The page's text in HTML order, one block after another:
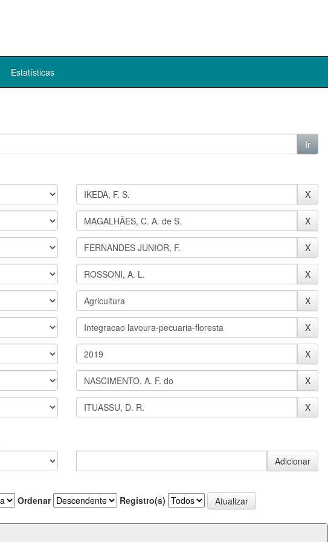
Estatísticas
Ordenar Registro(s)